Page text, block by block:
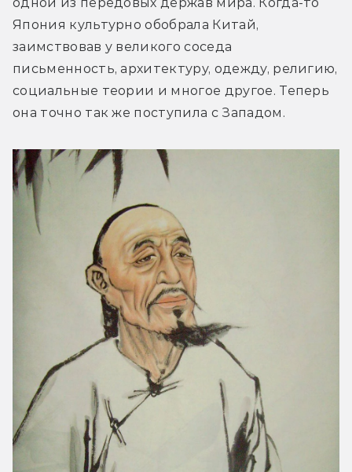
Япония культурно обобрала Китай,
заимствовав у великого соседа
письменность, архитектуру, одежду, религию,
социальные теории и многое другое. Теперь
она точно так же поступила с Западом.